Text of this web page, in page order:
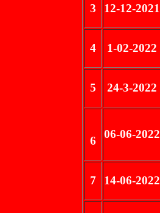
3 12-12-2021
4 1-02-2022
5 24-3-2022
6
06-06-2022
7 14-06-2022